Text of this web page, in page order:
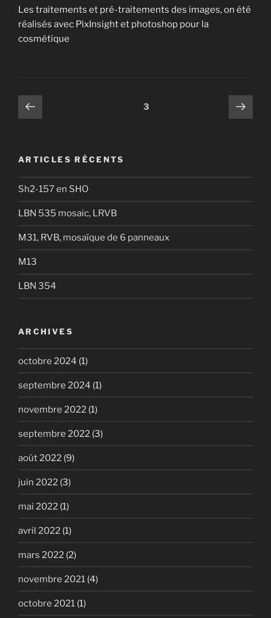
Les traitements et pré-traitements des images, on été
réalisés avec PixInsight et photoshop pour la
cosmétique
Pagination
des
Page
précédente
Page3
Page
ARTICLES RÉCENTS
Sh2-157 en SHO
LBN 535 mosaic, LRVB
M31, RVB, mosaïque de 6 panneaux
M13
LBN 354
ARCHIVES
octobre 2024 (1)
septembre 2024 (1)
novembre 2022 (1)
septembre 2022 (3)
août 2022 (9)
juin 2022 (3)
mai 2022 (1)
avril 2022 (1)
mars 2022 (2)
novembre 2021 (4)
octobre 2021 (1)